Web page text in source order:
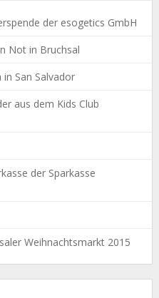
der esogetics GmbH
Not in Bruchsal
San Salvador
aus dem Kids Club
der Sparkasse
Weihnachtsmarkt 2015